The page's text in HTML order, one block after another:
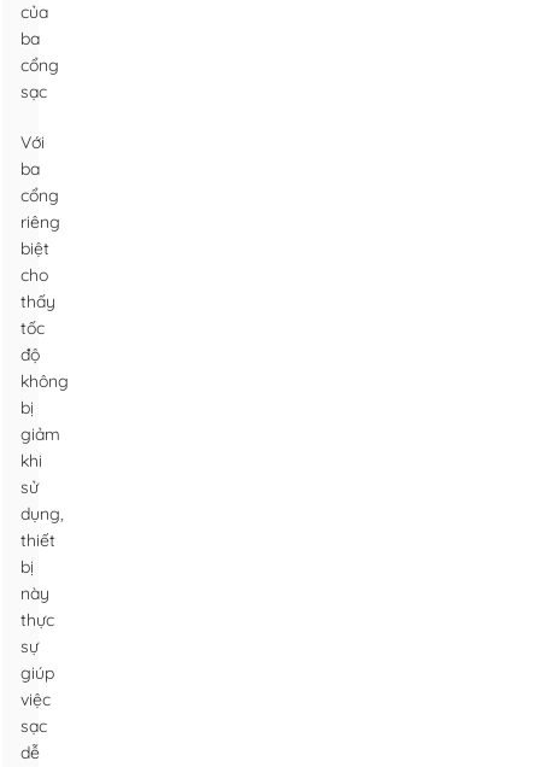
của
ba
cổng
sạc
Với
ba
cổng
riêng
biệt
cho
thấy
tốc
độ
không
bị
giảm
khi
sử
dụng,
thiết
bị
này
thực
sự
giúp
việc
sạc
dễ